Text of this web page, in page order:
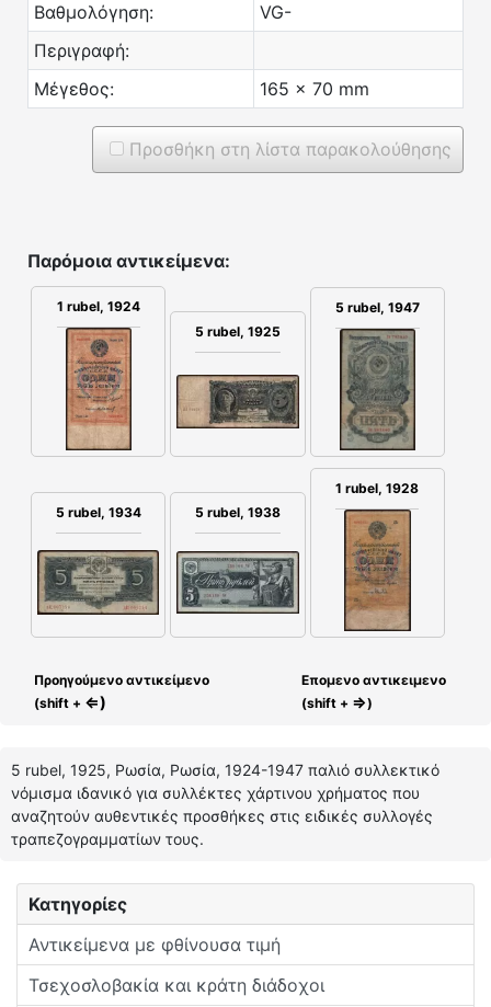
Κατηγορίες
Αντικείμενα με φθίνουσα τιμή
Τσεχοσλοβακία και κράτη διάδοχοι
Βαθμολόγηση:
VG-
Περιγραφή:
Μέγεθος:
165 x 70 mm
Προσθήκη στη λίστα παρακολούθησης
Παρόμοια αντικείμενα:
1 rubel, 1924
5 rubel, 1925
5 rubel, 1947
5 rubel, 1934 5 rubel, 1938
1 rubel, 1928
Προηγούμενο αντικείμενο
(shift + ⇐)
Επομενο αντικειμενο
(shift + ⇒)
5 rubel, 1925, Ρωσία, Ρωσία, 1924-1947 παλιό συλλεκτικό
νόμισμα ιδανικό για συλλέκτες χάρτινου χρήματος που
αναζητούν αυθεντικές προσθήκες στις ειδικές συλλογές
τραπεζογραμματίων τους.